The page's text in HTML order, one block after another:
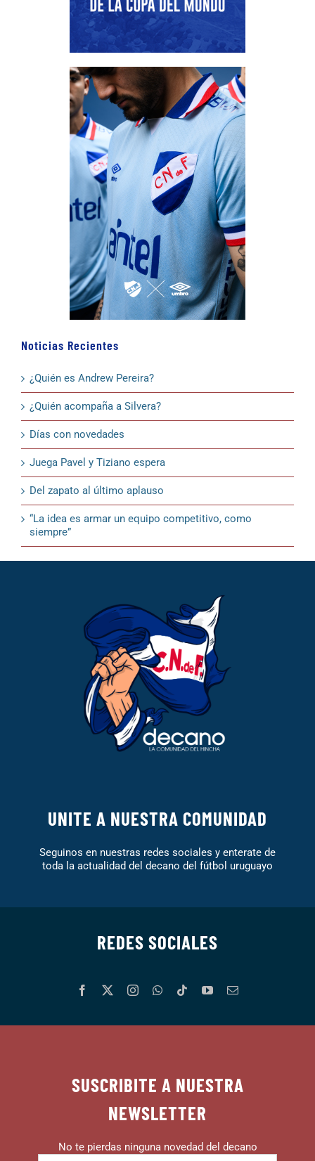
Noticias Recientes
¿Quién es Andrew Pereira?
¿Quién acompaña a Silvera?
Días con novedades
Juega Pavel y Tiziano espera
Del zapato al último aplauso
“La idea es armar un equipo competitivo, como
siempre”
UNITE A NUESTRA COMUNIDAD
Seguinos en nuestras redes sociales y enterate de
toda la actualidad del decano del fútbol uruguayo
REDES SOCIALES
SUSCRIBITE A NUESTRA
NEWSLETTER
No te pierdas ninguna novedad del decano